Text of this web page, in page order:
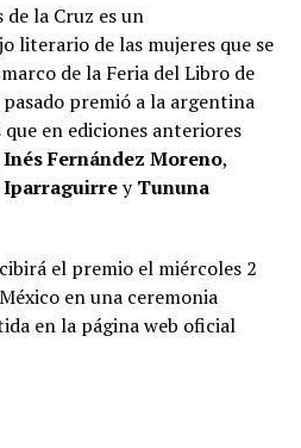
de la Cruz es un
literario de las mujeres que se
de la Feria del Libro de
premió a la argentina
en ediciones anteriores
Inés Fernández Moreno,
IparraguirreyTununa
el premio el miércoles 2
en una ceremonia
en la página web oficial